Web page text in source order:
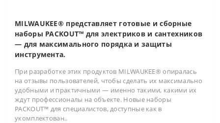
MILWAUKEE® представляет готовые и сборные
наборы PACKOUT™ для электриков и сантехников
— для максимального порядка и защиты
инструмента.
При разработке этих продуктов MILWAUKEE® опиралась
на отзывы пользователей, чтобы сделать их максимально
удобными и практичными — именно такими, какими их
ждут профессионалы на объекте. Новые наборы
PACKOUT™ для специалистов, доступные как в
укомплектован..